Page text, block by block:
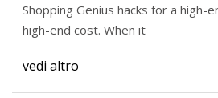
Shopping Genius hacks for a
high-end cost. When it
vedi altro